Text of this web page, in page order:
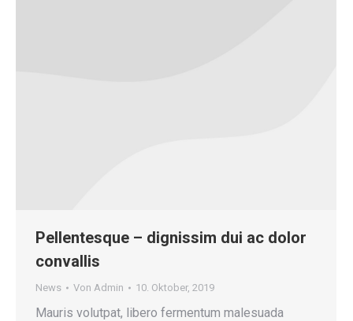
Pellentesque – dignissim dui ac dolor
convallis
News Von Admin 10. Oktober, 2019
Mauris volutpat, libero fermentum malesuada